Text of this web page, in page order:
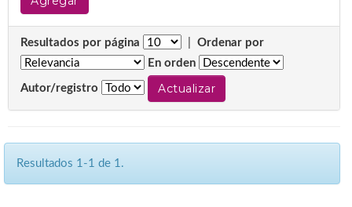
Resultados por página
Ordenar por
En orden
Autor/registro
Resultados 1-1 de 1.